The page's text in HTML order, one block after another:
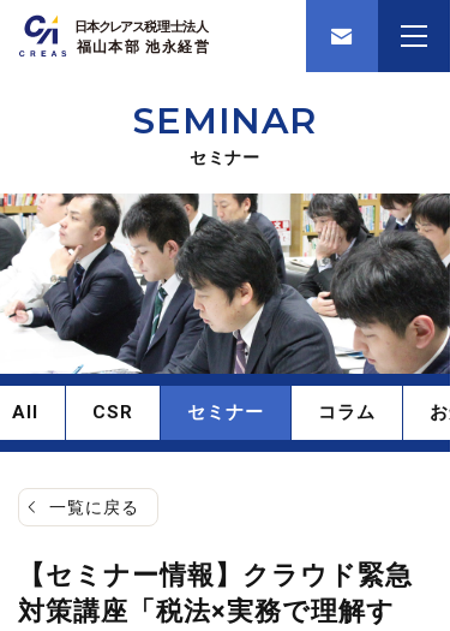
SEMINAR
セミナー
All CSR セミナー コラム
一覧に戻る
【セミナー情報】クラウド緊急
対策講座「税法×実務で理解す